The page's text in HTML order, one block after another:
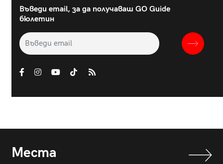
Въведи email, за да получаваш GO Guide
бюлетин
Места